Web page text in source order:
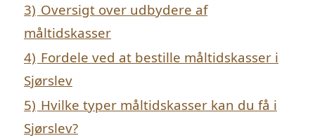
3) Oversigt over udbydere af
måltidskasser
4) Fordele ved at bestille måltidskasser i
Sjørslev
5) Hvilke typer måltidskasser kan du få i
Sjørslev?